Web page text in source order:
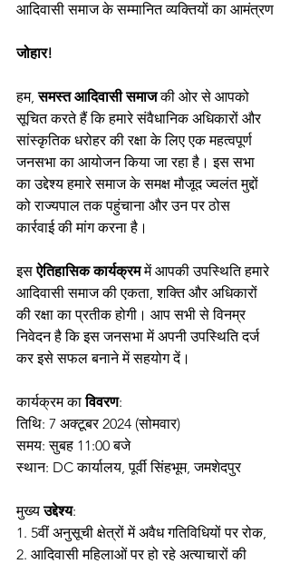
आदिवासी समाज के सम्मानित व्यक्तियों का आमंत्रण
जोहार!
हम, समस्त आदिवासी समाज की ओर से आपको
सूचित करते हैं कि हमारे संवैधानिक अधिकारों और
सांस्कृतिक धरोहर की रक्षा के लिए एक महत्वपूर्ण
जनसभा का आयोजन किया जा रहा है। इस सभा
का उद्देश्य हमारे समाज के समक्ष मौजूद ज्वलंत मुद्दों
को राज्यपाल तक पहुंचाना और उन पर ठोस
कार्रवाई की मांग करना है।
इस ऐतिहासिक कार्यक्रम में आपकी उपस्थिति हमारे
आदिवासी समाज की एकता, शक्ति और अधिकारों
की रक्षा का प्रतीक होगी। आप सभी से विनम्र
निवेदन है कि इस जनसभा में अपनी उपस्थिति दर्ज
कर इसे सफल बनाने में सहयोग दें।
कार्यक्रम का विवरण:
तिथि: 7 अक्टूबर 2024 (सोमवार)
समय: सुबह 11:00 बजे
स्थान: DC कार्यालय, पूर्वी सिंहभूम, जमशेदपुर
मुख्य उद्देश्य:
1. 5वीं अनुसूची क्षेत्रों में अवैध गतिविधियों पर रोक,
2. आदिवासी महिलाओं पर हो रहे अत्याचारों की